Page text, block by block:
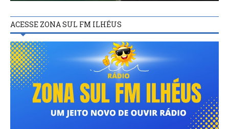
ACESSE ZONA SUL FM ILHÉUS